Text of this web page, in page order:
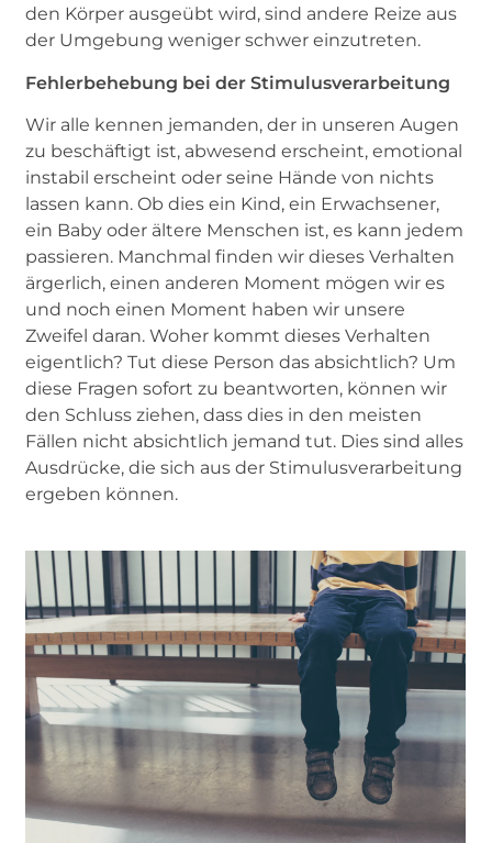
den Körper ausgeübt wird, sind andere Reize aus
der Umgebung weniger schwer einzutreten.
Fehlerbehebung bei der Stimulusverarbeitung
Wir alle kennen jemanden, der in unseren Augen
zu beschäftigt ist, abwesend erscheint, emotional
instabil erscheint oder seine Hände von nichts
lassen kann. Ob dies ein Kind, ein Erwachsener,
ein Baby oder ältere Menschen ist, es kann jedem
passieren. Manchmal finden wir dieses Verhalten
ärgerlich, einen anderen Moment mögen wir es
und noch einen Moment haben wir unsere
Zweifel daran. Woher kommt dieses Verhalten
eigentlich? Tut diese Person das absichtlich? Um
diese Fragen sofort zu beantworten, können wir
den Schluss ziehen, dass dies in den meisten
Fällen nicht absichtlich jemand tut. Dies sind alles
Ausdrücke, die sich aus der Stimulusverarbeitung
ergeben können.